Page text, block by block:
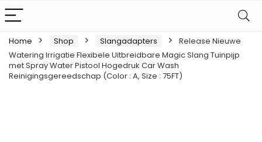
Home Shop Slangadapters
Release Nieuwe
Watering Irrigatie Flexibele Uitbreidbare Magic Slang Tuinpijp
met Spray Water Pistool Hogedruk Car Wash
Reinigingsgereedschap (Color : A, Size : 75FT)